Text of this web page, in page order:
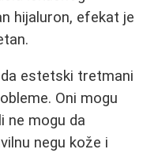
hijaluron, efekat je
estetski tretmani
Oni mogu
ne mogu da
negu kože i